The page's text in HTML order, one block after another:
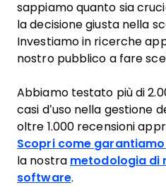
sappiamo quanto sia
la decisione giusta nella
Investiamo in ricerche
nostro pubblico a fare
Abbiamo testato più di
casi d’uso nella gestione
oltre 1.000 recensioni
Scopri come
la nostra metodologia di
software.